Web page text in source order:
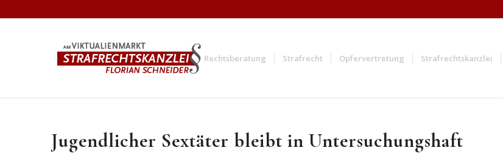
Rechtsberatung Strafrecht Opfervertretung Strafrechtskanzlei
Jugendlicher Sextäter bleibt in Untersuchungshaft